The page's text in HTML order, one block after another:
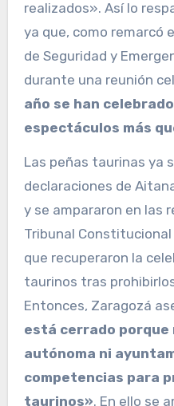
realizados». Así lo
ya que, como remarcó
de Seguridad y
durante una reunión
año se han
espectáculos más
Las peñas taurinas ya
declaraciones de
y se ampararon en las
Tribunal
que recuperaron la
taurinos tras
Entonces, Zaragozá
está cerrado porque
autónoma ni
competencias para
taurinos». En ello se